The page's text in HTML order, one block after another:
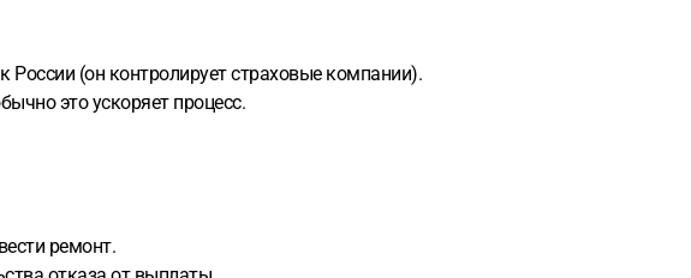
(он контролирует страховые компании).
это ускоряет процесс.
ремонт.